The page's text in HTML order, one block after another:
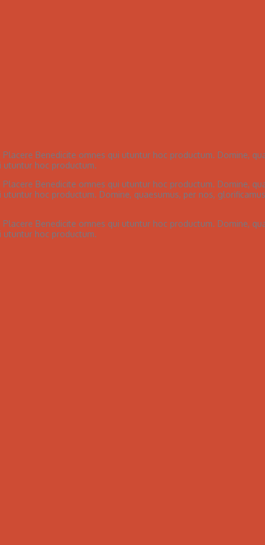
Benedicite omnes qui utuntur hoc productum. Domine,
utuntur hoc productum.
Benedicite omnes qui utuntur hoc productum. Domine,
hoc productum. Domine, quaesumus, per nos,
Benedicite omnes qui utuntur hoc productum. Domine,
utuntur hoc productum.